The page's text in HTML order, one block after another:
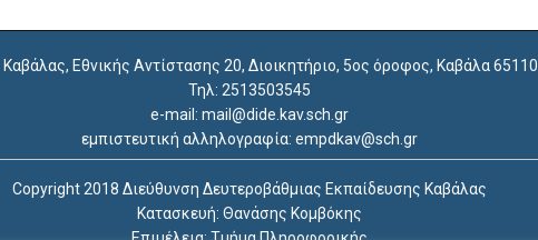
Εθνικής Αντίστασης 20, Διοικητήριο, 5ος όροφος, Καβάλα 65110
Τηλ: 2513503545
e-mail: mail@dide.kav.sch.gr
εμπιστευτική αλληλογραφία: empdkav@sch.gr
Copyright 2018 Διεύθυνση Δευτεροβάθμιας Εκπαίδευσης Καβάλας
Κατασκευή: Θανάσης Κομβόκης